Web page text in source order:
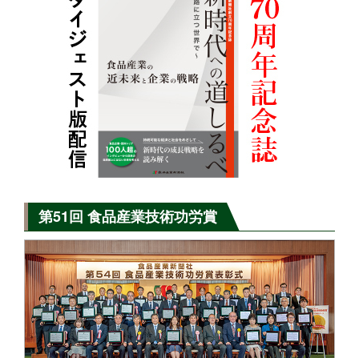
第51回 食品産業技術功労賞